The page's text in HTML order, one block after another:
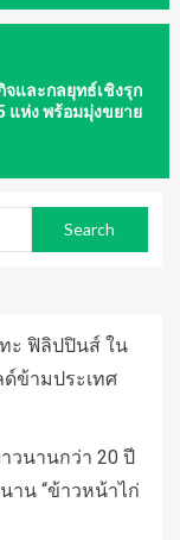
จและกลยุทธ์เชิงรุก
แห่ง พร้อมมุ่งขยาย
ทะ ฟิลิปปินส์ ใน
ด์ข้ามประเทศ
วนานกว่า 20 ปี
าน “ข้าวหน้าไก่